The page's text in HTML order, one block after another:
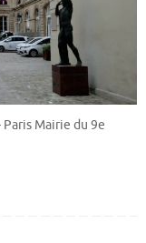
Mairie du 9e